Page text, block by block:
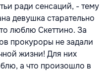
ради сенсаций, - тему
девушка старательно
люблю Скеттино. За
прокуроры не задали
жизни! Для них
а что произошло в